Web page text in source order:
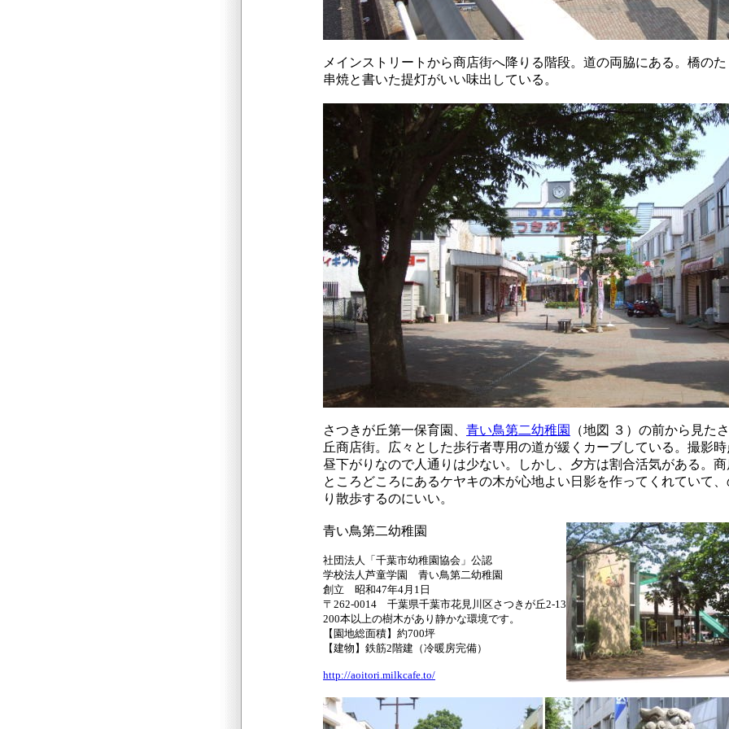
メインストリートから商店街へ降りる階段。道の両脇にある。橋の
串焼と書いた提灯がいい味出している。
さつきが丘第一保育園、 青い鳥第二幼稚園
（地図 ３）の前から見た
丘商店街。広々とした歩行者専用の道が緩くカーブしている。撮影
昼下がりなので人通りは少ない。しかし、夕方は割合活気がある。
ところどころにあるケヤキの木が心地よい日影を作ってくれていて
り散歩するのにいい。
青い鳥第二幼稚園
社団法人「千葉市幼稚園協会」公認
学校法人芦童学園 青い鳥第二幼稚園
創立 昭和47年4月1日
〒262-0014 千葉県千葉市花見川区さつきが丘2-13
200本以上の樹木があり静かな環境です。
【園地総面積】約700坪
【建物】鉄筋2階建（冷暖房完備）
http://aoitori.milkcafe.to/